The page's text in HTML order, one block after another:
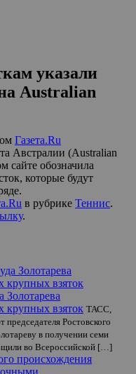
указали
Australian
Газета.Ru
Австралии (Australian
сайте обозначила
которые будут
в рубрике Теннис.
.
Золотарева
крупных взяток ТАСС,
Ростовского
в получении семи
во Всероссийской […]